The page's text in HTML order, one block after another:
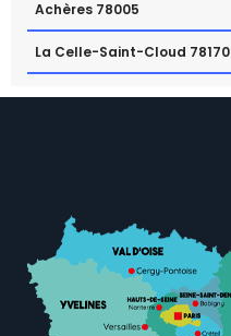
Achères 78005
La Celle-Saint-Cloud 78170